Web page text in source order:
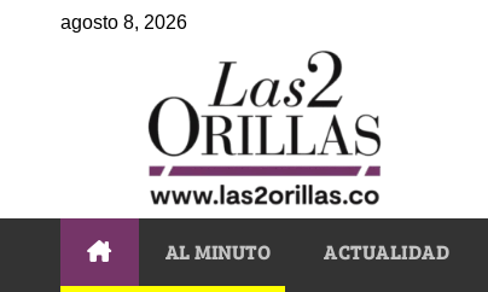
agosto 8, 2026
AL MINUTO ACTUALIDAD